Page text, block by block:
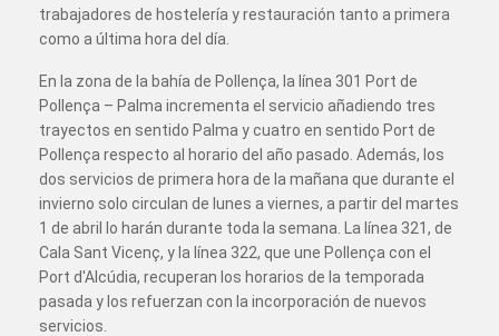
trabajadores de hostelería y restauración tanto a primera
como a última hora del día.
En la zona de la bahía de Pollença, la línea 301 Port de
Pollença – Palma incrementa el servicio añadiendo tres
trayectos en sentido Palma y cuatro en sentido Port de
Pollença respecto al horario del año pasado. Además, los
dos servicios de primera hora de la mañana que durante el
invierno solo circulan de lunes a viernes, a partir del martes
1 de abril lo harán durante toda la semana. La línea 321, de
Cala Sant Vicenç, y la línea 322, que une Pollença con el
Port d'Alcúdia, recuperan los horarios de la temporada
pasada y los refuerzan con la incorporación de nuevos
servicios.